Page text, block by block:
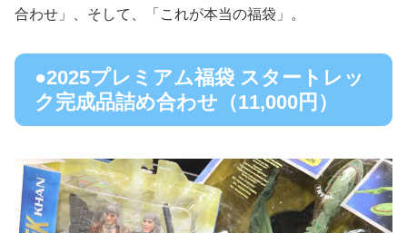
合わせ」、そして、「これが本当の福袋」。
●2025プレミアム福袋 スタートレッ
ク完成品詰め合わせ（11,000円）